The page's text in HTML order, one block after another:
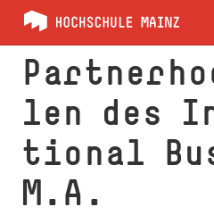
len des
tio­nal
M.A.